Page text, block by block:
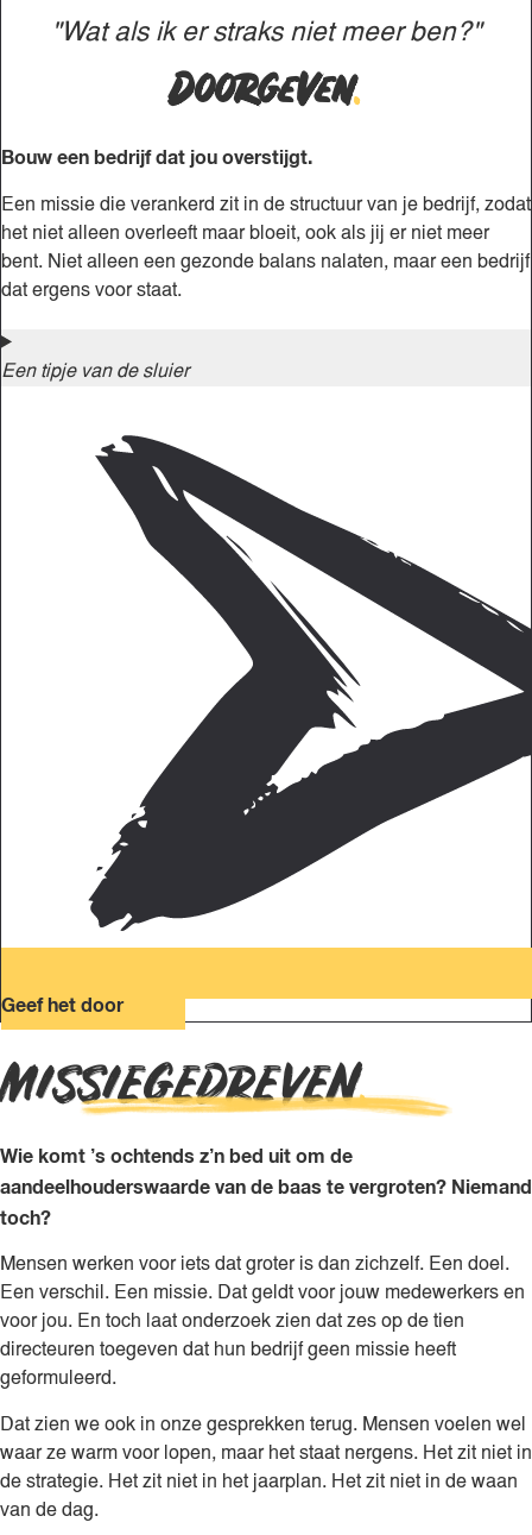
"Wat als ik er straks niet meer ben?"
Doorgeven.
Bouw een bedrijf dat jou overstijgt.
Een missie die verankerd zit in de structuur van je bedrijf, zodat
het niet alleen overleeft maar bloeit, ook als jij er niet meer
bent. Niet alleen een gezonde balans nalaten, maar een bedrijf
dat ergens voor staat.
Een tipje van de sluier
Geef het door
MISSIE­GEDRE­VEN.
Wie komt ’s ochtends z’n bed uit om de
aandeelhouderswaarde van de baas te vergroten? Niemand
toch?
Mensen werken voor iets dat groter is dan zichzelf. Een doel.
Een verschil. Een missie. Dat geldt voor jouw medewerkers en
voor jou. En toch laat onderzoek zien dat zes op de tien
directeuren toegeven dat hun bedrijf geen missie heeft
geformuleerd.
Dat zien we ook in onze gesprekken terug. Mensen voelen wel
waar ze warm voor lopen, maar het staat nergens. Het zit niet in
de strategie. Het zit niet in het jaarplan. Het zit niet in de waan
van de dag.